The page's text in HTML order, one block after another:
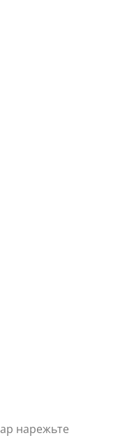
нарежьте